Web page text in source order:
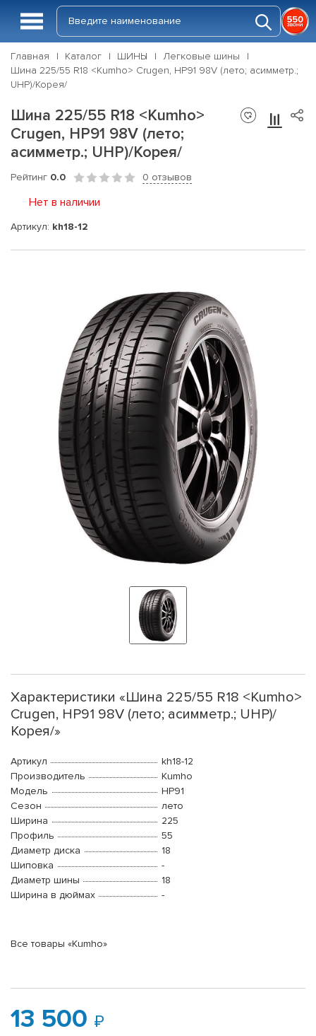
Главная Каталог ШИНЫ
Легковые шины
Шина 225/55 R18 <Kumho> Crugen, HP91 98V (лето; асимметр.;
UHP)/Корея/
Шина 225/55 R18 <Kumho>
Crugen, HP91 98V (лето;
асимметр.; UHP)/Корея/
Рейтинг 0.0 0 отзывов
Нет в наличии
Артикул: kh18-12
Характеристики «Шина 225/55 R18 <Kumho>
Crugen, HP91 98V (лето; асимметр.; UHP)/
Корея/»
Артикул
kh18-12
Производитель
Kumho
Модель
HP91
Сезон
лето
Ширина
225
Профиль
55
Диаметр диска
18
Шиповка
-
Диаметр шины
18
Ширина в дюймах
-
Все товары «Kumho»
13 500